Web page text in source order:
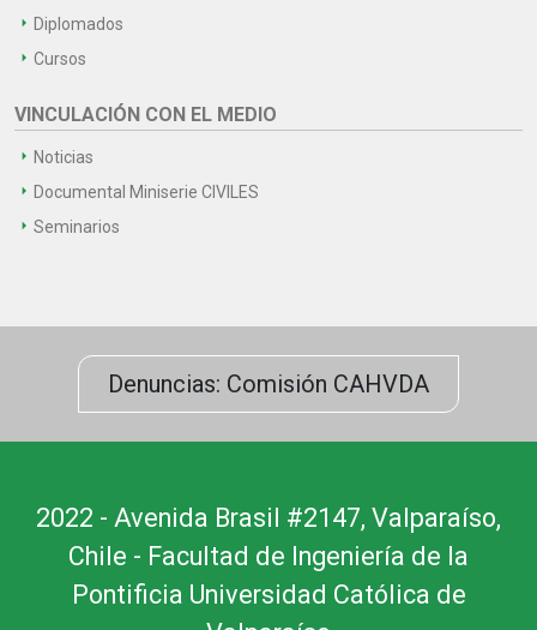
Diplomados
Cursos
VINCULACIÓN CON EL MEDIO
Noticias
Documental Miniserie CIVILES
Seminarios
Denuncias: Comisión CAHVDA
2022 - Avenida Brasil #2147, Valparaíso,
Chile - Facultad de Ingeniería de la
Pontificia Universidad Católica de